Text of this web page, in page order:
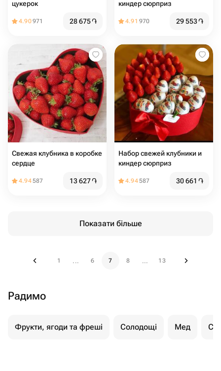
цукерок
4.90971 28 675֏
киндер сюрприз
4.91 970 29 553֏
Свежая клубника в коробке
сердце
4.94587 13 627֏
Набор свежей клубники и
киндер сюрприз
4.94587 30 661 ֏
Показати більше
1 ... 6 7 8 ... 13
Радимо
Фрукти, ягоди та фреші Солодощі Мед